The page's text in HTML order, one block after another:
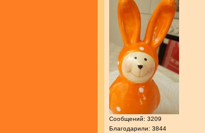
Сообщений: 3209
Благодарили: 3844